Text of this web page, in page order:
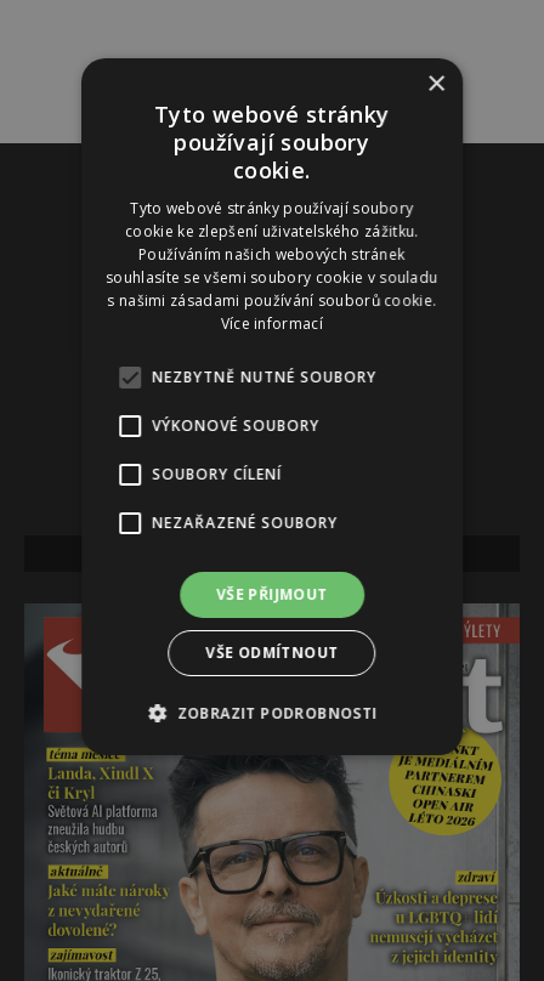
Reklama
×
Tyto webové stránky
používají soubory
cookie.
Tyto webové stránky používají soubory
cookie ke zlepšení uživatelského zážitku.
Používáním našich webových stránek
souhlasíte se všemi soubory cookie v souladu
s našimi zásadami používání souborů cookie.
Více informací
NEZBYTNĚ NUTNÉ SOUBORY
VÝKONOVÉ SOUBORY
SOUBORY CÍLENÍ
NEZAŘAZENÉ SOUBORY
VŠE PŘIJMOUT
VŠE ODMÍTNOUT
ZOBRAZIT PODROBNOSTI